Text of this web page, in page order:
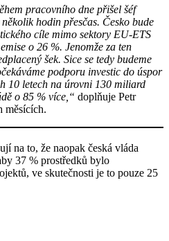
pracovního dne přišel šéf
hodin přesčas. Česko bude
ého cíle mimo sektory EU-ETS
o 26 %. Jenomže za ten
šek. Sice se tedy budeme
podporu investic do úspor
10 letech na úrovni 130 miliard
o 85 % více, “ doplňuje Petr
měsících.
na to, že naopak česká vláda
37 % prostředků bylo
ve skutečnosti je to pouze 25